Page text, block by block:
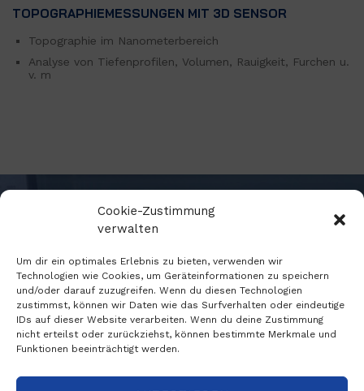
Cookie-Zustimmung
verwalten
Um dir ein optimales Erlebnis zu bieten, verwenden wir
Technologien wie Cookies, um Geräteinformationen zu speichern
und/oder darauf zuzugreifen. Wenn du diesen Technologien
zustimmst, können wir Daten wie das Surfverhalten oder eindeutige
IDs auf dieser Website verarbeiten. Wenn du deine Zustimmung
nicht erteilst oder zurückziehst, können bestimmte Merkmale und
Funktionen beeinträchtigt werden.
TOPOGRAPHIEMESSUNGEN MIT 3D SENSOR
Topographie im Nanometerbereich
Analyse von Tiefenprofilen, Volumen, Rauigkeit, Furchen u.
v. m
Unser Team für Qualitätsmanagement &
Messservicesteht für Fragen und Messaufträge
gernezur Verfügung.